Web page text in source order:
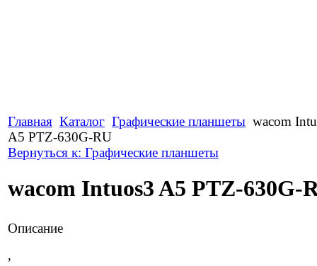
Главная Каталог Графические планшеты wacom
A5 PTZ-630G-RU
Вернуться к: Графические планшеты
wacom Intuos3 A5 PTZ-630G-
Описание
,